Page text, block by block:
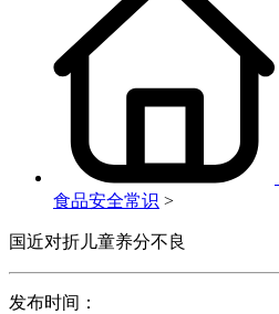
食品安全常识 >
国近对折儿童养分不良
发布时间：